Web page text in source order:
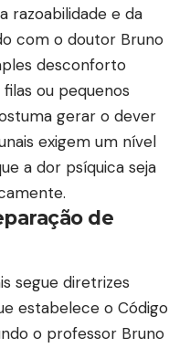
razoabilidade e da
com o doutor Bruno
desconforto
ou pequenos
gerar o dever
exigem um nível
a dor psíquica seja
de
segue diretrizes
estabelece o Código
o professor Bruno